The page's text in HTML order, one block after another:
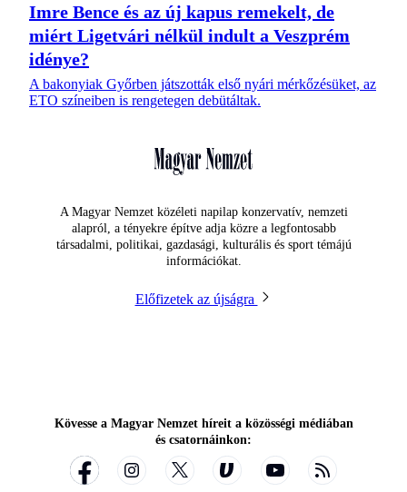
Imre Bence és az új kapus remekelt, de
miért Ligetvári nélkül indult a Veszprém
idénye?
A bakonyiak Győrben játszották első nyári mérkőzésüket, az
ETO színeiben is rengetegen debütáltak.
A Magyar Nemzet közéleti napilap konzervatív, nemzeti
alapról, a tényekre építve adja közre a legfontosabb
társadalmi, politikai, gazdasági, kulturális és sport témájú
információkat.
Előfizetek az újságra
Kövesse a Magyar Nemzet híreit a közösségi médiában
és csatornáinkon: